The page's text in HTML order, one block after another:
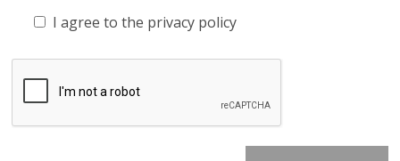
I agree to the privacy policy